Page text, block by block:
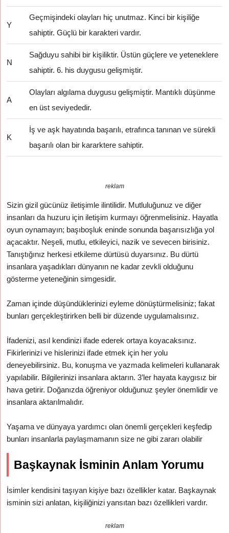
Y
Geçmişindeki olayları hiç unutmaz. Kinci bir kişiliğe
sahiptir. Güçlü bir karakteri vardır.
N
Sağduyu sahibi bir kişiliktir. Üstün güçlere ve yeteneklere
sahiptir. 6. his duygusu gelişmiştir.
A
Olayları algılama duygusu gelişmiştir. Mantıklı düşünme
en üst seviyededir.
K
İş ve aşk hayatında başarılı, etrafınca tanınan ve sürekli
başarılı olan bir kararktere sahiptir.
reklam
Sizin gizil gücünüz iletişimle ilintilidir. Mutluluğunuz ve diğer
insanları da huzuru için iletişim kurmayı öğrenmelisiniz. Hayatla
oyun oynamayın; başıboşluk eninde sonunda başarısızlığa yol
açacaktır. Neşeli, mutlu, etkileyici, nazik ve sevecen birisiniz.
Tanıştığınız herkesi etkileme dürtüsü duyarsınız. Bu dürtü
insanlara yaşadıkları dünyanın ne kadar zevkli olduğunu
gösterme yeteneğinin simgesidir.
Zaman içinde düşündüklerinizi eyleme dönüştürmelisiniz; fakat
bunları gerçekleştirirken belli bir düzende uygulamalısınız.
İfadenizi, asıl kendinizi ifade ederek ortaya koyacaksınız.
Fikirlerinizi ve hislerinizi ifade etmek için her yolu
deneyebilirsiniz. Bu, konuşma ve yazmada kelimeleri kullanarak
yapılabilir. Bilgilerinizi insanlara aktarın. 3’ler hayata kaygısız bir
hava getirir. Doğanızda öğreniyor olduğunuz şeyler önemlidir ve
insanlara aktarılmalıdır.
Yaşama ve dünyaya yardımcı olan önemli gerçekleri keşfedip
bunları insanlarla paylaşmamanın size ne gibi zararı olabilir
Başkaynak İsminin Anlam Yorumu
İsimler kendisini taşıyan kişiye bazı özellikler katar. Başkaynak
isminin sizi anlatan, kişiliğinizi yansıtan bazı özellikleri vardır.
reklam